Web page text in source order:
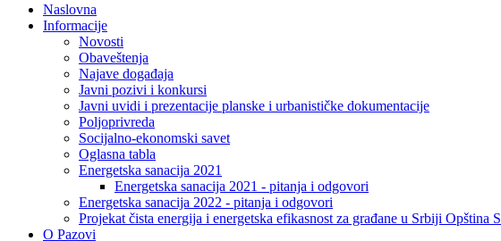
Naslovna
Informacije
Novosti
Obaveštenja
Najave događaja
Javni pozivi i konkursi
Javni uvidi i prezentacije planske i urbanističke dokumentacije
Poljoprivreda
Socijalno-ekonomski savet
Oglasna tabla
Energetska sanacija 2021
Energetska sanacija 2021 - pitanja i odgovori
Energetska sanacija 2022 - pitanja i odgovori
Projekat čista energija i energetska efikasnost za građane u Srbiji Opština
O Pazovi